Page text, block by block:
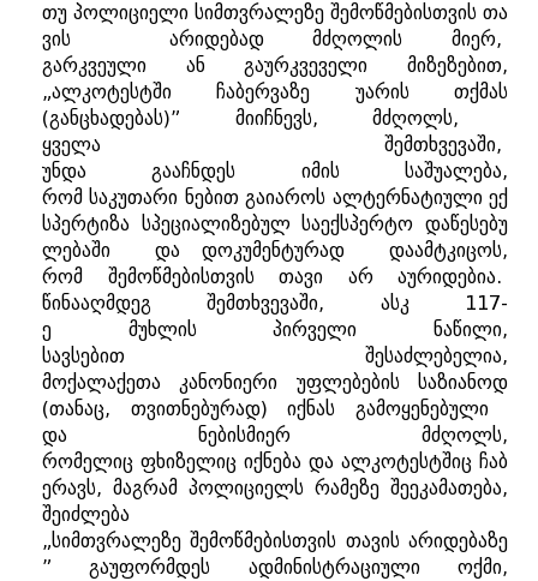
თუ პოლიციელი სიმთვრალეზე შემოწმებისთვის თა
ვის
არიდებად მძღოლის მიერ,
გარკვეული
ან გაურკვეველი მიზეზებით,
„ალკოტესტში ჩაბერვაზე უარის
თქმას
(განცხადებას)” მიიჩნევს,მძღოლს,
ყველა
შემთხვევაში,
უნდა
გააჩნდეს იმის საშუალება,
რომ საკუთარი ნებით გაიაროს ალტერნატიული ექ
სპერტიზა სპეციალიზებულ საექსპერტო დაწესებუ
ლებაში
და დოკუმენტურად დაამტკიცოს,
რომ
შემოწმებისთვის თავი არ აურიდებია.
წინააღმდეგ
შემთხვევაში, ასკ117-
ე
მუხლის პირველი ნაწილი,
სავსებით
შესაძლებელია,
მოქალაქეთა
კანონიერი უფლებების
საზიანოდ
(თანაც, თვითნებურად) იქნას
გამოყენებული
და
ნებისმიერ მძღოლს,
რომელიც ფხიზელიც იქნება და ალკოტესტშიც ჩაბ
ერავს, მაგრამ პოლიციელს რამეზე შეეკამათება,
შეიძლება
„სიმთვრალეზე შემოწმებისთვის თავის არიდებაზე
”გაუფორმდეს ადმინისტრაციული ოქმი,